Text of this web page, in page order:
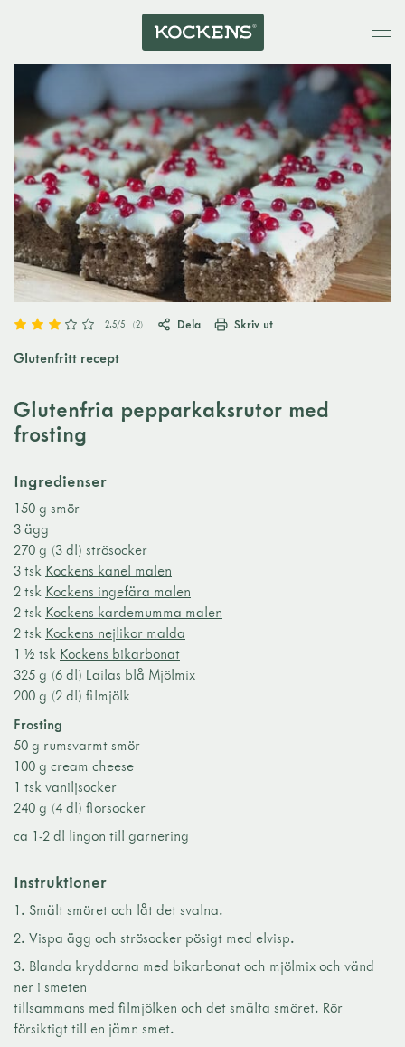
2.5/5 (2) Dela Skriv ut
Glutenfritt recept
Glutenfria pepparkaksrutor med
frosting
Ingredienser
150 g smör
3 ägg
270 g (3 dl) strösocker
3 tsk Kockens kanel malen
2 tsk Kockens ingefära malen
2 tsk Kockens kardemumma malen
2 tsk Kockens nejlikor malda
1 ½ tsk Kockens bikarbonat
325 g (6 dl) Lailas blå Mjölmix
200 g (2 dl) filmjölk
Frosting
50 g rumsvarmt smör
100 g cream cheese
1 tsk vaniljsocker
240 g (4 dl) florsocker
ca 1-2 dl lingon till garnering
Instruktioner
Smält smöret och låt det svalna.
Vispa ägg och strösocker pösigt med elvisp.
Blanda kryddorna med bikarbonat och mjölmix och vänd
ner i smeten
tillsammans med filmjölken och det smälta smöret. Rör
försiktigt till en jämn smet.